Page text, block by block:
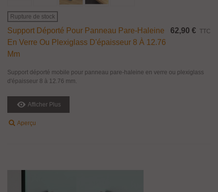
Rupture de stock
Support Déporté Pour Panneau Pare-Haleine
En Verre Ou Plexiglass D'épaisseur 8 À 12.76
Mm
62,90 € TTC
Support déporté mobile pour panneau pare-haleine en verre ou plexiglass
d'épaisseur 8 à 12.76 mm.
Afficher Plus
Aperçu